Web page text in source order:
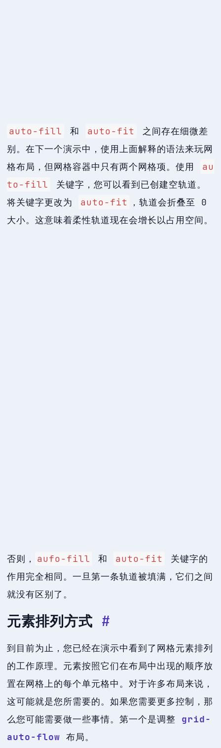
auto-fill 和 auto-fit
之间存在细微差
别。在下一个演示中，使用上面解释的语法来玩网
格布局，但网格容器中只有两个网格项。使用
au
to-fill
关键字，您可以看到已创建空轨道。
将关键字更改为
auto-fit ，轨道会折叠至 0
大小。这意味着柔性轨道现在会增长以占用空间。
否则， aufo-fill 和 auto-fit
关键字的
作用完全相同。一旦第一条轨道被填满，它们之间
就没有区别了。
元素排列方式 #
到目前为止，您已经在演示中看到了网格元素排列
的工作原理。元素按照它们在布局中出现的顺序放
置在网格上的每个单元格中。对于许多布局来说，
这可能就是您所需要的。如果您需要更多控制，那
么您可能需要做一些事情。第一个是调整 grid-
auto-flow 布局。